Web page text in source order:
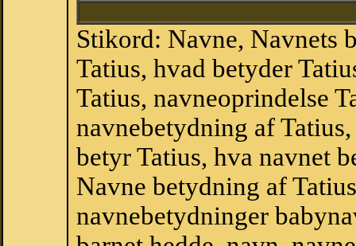
Stikord: Navne, Navnets
Tatius, hvad betyder
Tatius, navneoprindelse
navnebetydning af
betyr Tatius, hva navnet
Navne betydning af
navnebetydninger